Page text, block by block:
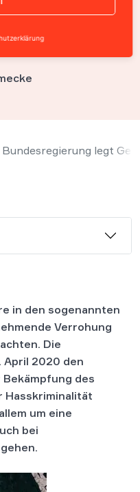
und
Bundesregierung legt
in den sogenannten
Verrohung
Die
April 2020 den
des
Hasskriminalität
um eine
bei